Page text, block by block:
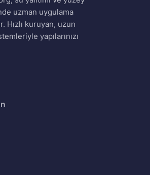
uzman uygulama
Hızlı kuruyan, uzun
yapılarınızı